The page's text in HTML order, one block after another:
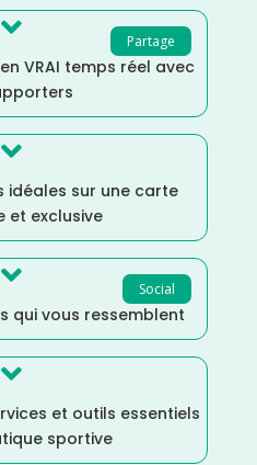
Partage

VRAI temps réel avec

idéales sur une carte
et exclusive
Social

qui vous ressemblent

et outils essentiels
sportive